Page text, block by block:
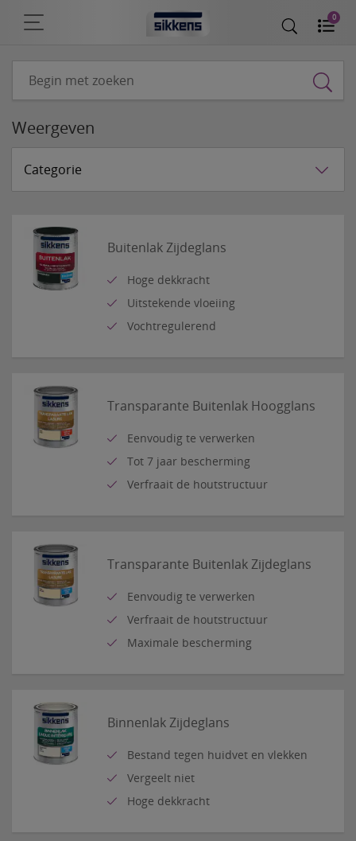
0
Weergeven
Categorie
Buitenlak Zijdeglans
Hoge dekkracht
Uitstekende vloeiing
Vochtregulerend
Transparante Buitenlak Hoogglans
Eenvoudig te verwerken
Tot 7 jaar bescherming
Verfraait de houtstructuur
Transparante Buitenlak Zijdeglans
Eenvoudig te verwerken
Verfraait de houtstructuur
Maximale bescherming
Binnenlak Zijdeglans
Bestand tegen huidvet en vlekken
Vergeelt niet
Hoge dekkracht